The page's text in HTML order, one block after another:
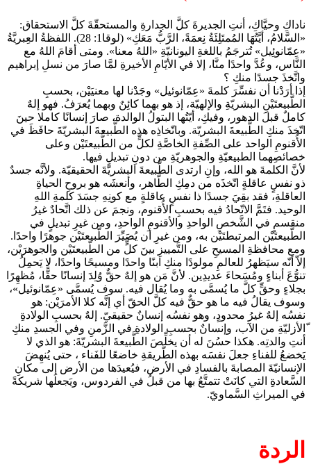
ناداكِ وحيَّاكِ، أنتِ الجديرةَ كلَّ الجدارةِ والمستحقّةَ كلَّ الاستحقاق:
«السَّلامُ، أيَّتُهَا المُمتَلِئَةُ نِعمَةً، الرَّبُّ مَعَكِ» (لوقا1: 28). اللفظةُ العِبريَّةُ
«عِمّانوئِيل» تُترجَمُ باللغةِ اليونانيّةِ «اللهُ معنا». ومتى أقامَ اللهُ مع
النَّاس، وعُدَّ واحدًا منَّا، إلا في الأيّامِ الأخيرةِ لمَّا صارَ من نسلِ إبراهيم
واتَّخذَ جسدًا منكِ ؟
إذا أرَدْنا أن نفسِّرَ كلمةَ «عِمّانوئيل» وجَدْنا لها معنيَيْن، بحسبِ
الطَّبيعتَيْنِ البشريّةِ والإلهيّة، إذ هو بهما كائِنٌ وبهما يُعرَفُ. فهو إلهٌ
كاملٌ قبلَ الدهور، وفيكِ، أيّتُها البتولُ الوالدة، صارَ إنسانًا كاملا حينَ
اتّخذَ منكِ الطَّبيعةَ البشريّة. وباتّخاذِه هذه الطَّبيعةَ البشريّةَ حافَظَ في
الأُقنومِ الواحد على الصِّفةِ الخاصَّةِ لكلٍّ من الطَّبيعتَيْن وعلى
خصائصِهما الطبيعيّةِ والجوهريّةِ من دونِ تبديلٍ فيها.
لأنَّ الكلمةَ هو الله، وإنِ ارتدى الطَّبيعةَ البشريّةَ الحقيقيّة. ولأنَّه جسدٌ
ذو نفسٍ عاقلةٍ اتّخذَه من دمِكِ الطَّاهر، وأنعشَه هو بروحِ الحياةِ
العاقلةِ، فقد بقِيَ جسدًا ذا نفسٍ عاقلةٍ مع كونِهِ جسَدَ كلمةِ اللهِ
الوحيد. فتَمَّ الاتّحادُ فيه بحسبِ الأُقنوم، ونجمَ عن ذلك اتَّحادٌ غيرُ
منقسمٍ في الشَّخصِ الواحدِ والأقنومِ الواحدِ، ومن غيرِ تبديلٍ في
الطَّبيعتَيْن المرتبطتَيْن به، ومن غيرِ أن يُصَيِّرَ الطَّبيعتَيْن جوهرًا واحدًا.
ومع محافظةِ المسيحِ على التَّمييزِ بينَ كلٍّ من الطَّبيعتَيْن والجوهرَيْن،
إلاّ أنّه سيَظهرُ للعالمِ مولودًا منكِ ابنًا واحدًا ومسيحًا واحدًا، لا يَحمِلُ
تنوُّعَ أبناءٍ ومُسَحاءَ عديدِين. لأنَّ مَن هو إلهٌ حقٌّ وُلِدَ إنسانًا حقًّا، مُظهِرًا
بجلاءٍ وحقٍّ كلَّ ما يُسمَّى به وما يُقال فيه. سوف يُسمَّى «عِمّانوئيل»،
وسوف يقالُ فيه ما هو حقٌّ فيه كلَّ الحقّ أي إنَّه كلا الأمرَيْن: هو
نفسُه إلهٌ غيرُ محدودٍ، وهو نفسُه إنسانٌ حقيقيّ. إلهٌ بحسبِ الولادةِ
ّالأزليّةِ من الآب، وإنسانٌ بحسبِ الولادةِ في الزَّمنِ وفي الجسدِ منكِ
أنتِ والدتِه. هكذا حسُنَ له أن يخلِّصَ الطَّبيعةَ البشريّةَ: هو الذي لا
يَخضعُ للفناءِ جعلَ نفسَه بهذه الطَّريقةِ خاضعًا للفَناء ، حتى يُنهِضَ
الإنسانيّةَ المصابةَ بالفسادِ في الأرض، فيُعيدَها من الأرض إلى مكانِ
السَّعادةِ التي كانَتْ تتمتَّعُ بها من قبلُ في الفردوس، ويَجعلَها شريكةً
في الميراثِ السَّماويّ.
الردة